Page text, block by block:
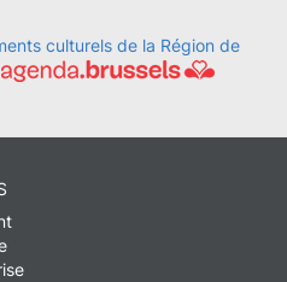
culturels de la Région de